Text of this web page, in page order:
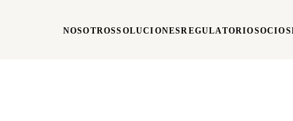
NOSOTROSSOLUCIONESREGULATORIOSOCIOS